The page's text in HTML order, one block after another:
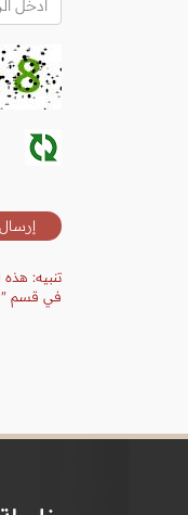
تنبيه:
في قسم "